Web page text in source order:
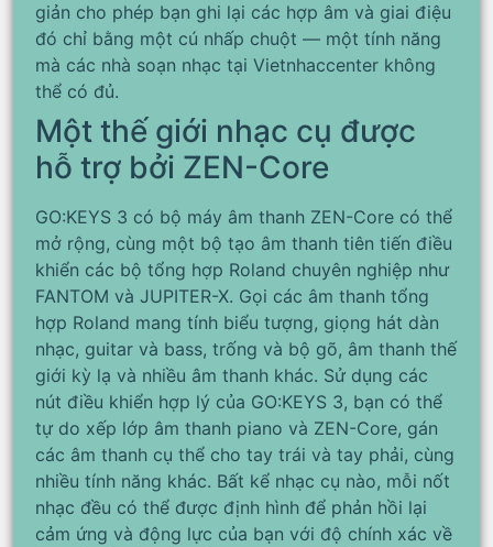
giản cho phép bạn ghi lại các hợp âm và giai điệu
đó chỉ bằng một cú nhấp chuột — một tính năng
mà các nhà soạn nhạc tại Vietnhaccenter không
thể có đủ.
Một thế giới nhạc cụ được
hỗ trợ bởi ZEN-Core
GO:KEYS 3 có bộ máy âm thanh ZEN-Core có thể
mở rộng, cùng một bộ tạo âm thanh tiên tiến điều
khiển các bộ tổng hợp Roland chuyên nghiệp như
FANTOM và JUPITER-X. Gọi các âm thanh tổng
hợp Roland mang tính biểu tượng, giọng hát dàn
nhạc, guitar và bass, trống và bộ gõ, âm thanh thế
giới kỳ lạ và nhiều âm thanh khác. Sử dụng các
nút điều khiển hợp lý của GO:KEYS 3, bạn có thể
tự do xếp lớp âm thanh piano và ZEN-Core, gán
các âm thanh cụ thể cho tay trái và tay phải, cùng
nhiều tính năng khác. Bất kể nhạc cụ nào, mỗi nốt
nhạc đều có thể được định hình để phản hồi lại
cảm ứng và động lực của bạn với độ chính xác về